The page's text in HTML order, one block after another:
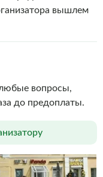
вышлем
вопросы,
до предоплаты.